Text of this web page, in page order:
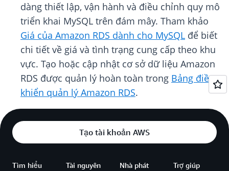
dàng thiết lập, vận hành và điều chỉnh quy mô
triển khai MySQL trên đám mây. Tham khảo
Giá của Amazon RDS dành cho MySQL để biết
chi tiết về giá và tình trạng cung cấp theo khu
vực. Tạo hoặc cập nhật cơ sở dữ liệu Amazon
RDS được quản lý hoàn toàn trong Bảng điều
khiển quản lý Amazon RDS.
Tạo tài khoản AWS
Tìm hiểu Tài nguyên
Nhà phát
Trợ giúp